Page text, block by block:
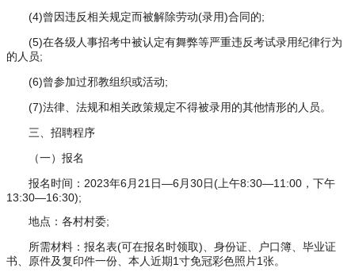
(4)曾因违反相关规定而被解除劳动(录用)合同的;
(5)在各级人事招考中被认定有舞弊等严重违反考试录用纪律行为
的人员;
(6)曾参加过邪教组织或活动;
(7)法律、法规和相关政策规定不得被录用的其他情形的人员。
三、招聘程序
（一）报名
报名时间：2023年6月21日—6月30日(上午8:30—11:00，下午
13:30—16:30);
地点：各村村委;
所需材料：报名表(可在报名时领取)、身份证、户口簿、毕业证
书、原件及复印件一份、本人近期1寸免冠彩色照片1张。